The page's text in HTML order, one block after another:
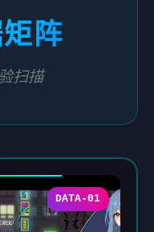
阵
扫描
DATA-01